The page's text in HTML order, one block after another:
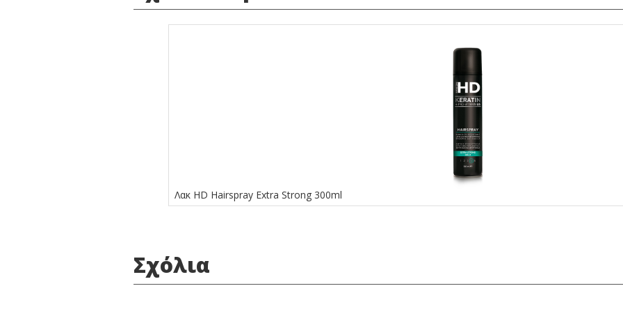
Λακ HD Hairspray Extra Strong 300ml
Σχόλια